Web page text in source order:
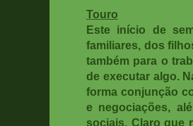
Touro
Este início de
familiares, dos
também para o
de executar algo.
forma conjunção
e negociações,
sociais. Claro que